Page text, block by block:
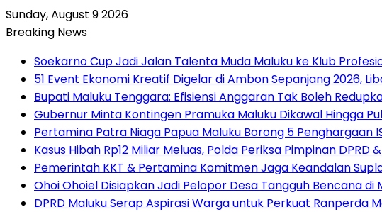
Sunday, August 9 2026
Breaking News
Soekarno Cup Jadi Jalan Talenta Muda Maluku ke Klub
51 Event Ekonomi Kreatif Digelar di Ambon Sepanjang 2026,
Bupati Maluku Tenggara: Efisiensi Anggaran Tak Boleh
Gubernur Minta Kontingen Pramuka Maluku Dikawal Hingga
Pertamina Patra Niaga Papua Maluku Borong 5 Penghargaan
Kasus Hibah Rp12 Miliar Meluas, Polda Periksa Pimpinan DPRD
Pemerintah KKT & Pertamina Komitmen Jaga Keandalan
Ohoi Ohoiel Disiapkan Jadi Pelopor Desa Tangguh Bencana di
DPRD Maluku Serap Aspirasi Warga untuk Perkuat Ranperda